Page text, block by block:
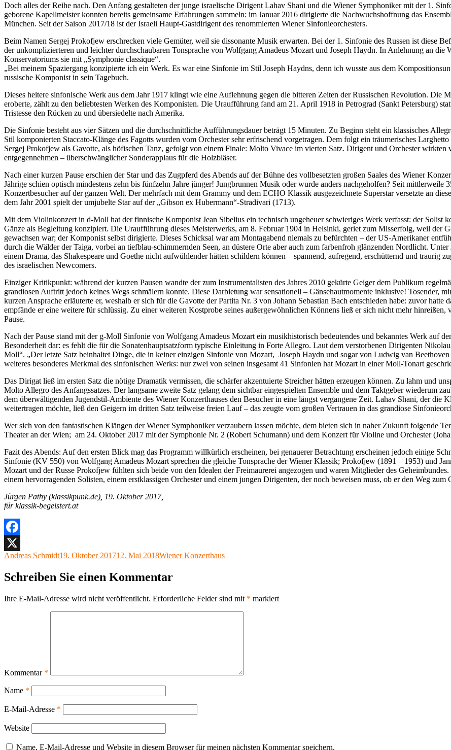
Doch alles der Reihe nach. Den Anfang gestalteten der junge israelische Dirigent Lahav Shani und die Wiener Symphoniker mit der 1.
geborene Kapellmeister konnten bereits gemeinsame Erfahrungen sammeln: im Januar 2016 dirigierte die Nachwuchshoffnung das
München. Seit der Saison 2017/18 ist der Israeli Haupt-Gastdirigent des renommierten Wiener Sinfonieorchesters.
Beim Namen Sergej Prokofjew erschrecken viele Gemüter, weil sie dissonante Musik erwarten. Bei der 1. Sinfonie des Russen ist diese
der unkomplizierteren und leichter durchschaubaren Tonsprache von Wolfgang Amadeus Mozart und Joseph Haydn. In Anlehnung an die
Konservatoriums sie mit „Symphonie classique“.
„Bei meinem Spaziergang konzipierte ich ein Werk. Es war eine Sinfonie im Stil Joseph Haydns, denn ich wusste aus dem
russische Komponist in sein Tagebuch.
Dieses heitere sinfonische Werk aus dem Jahr 1917 klingt wie eine Auflehnung gegen die bitteren Zeiten der Russischen Revolution. Die
eroberte, zählt zu den beliebtesten Werken des Komponisten. Die Uraufführung fand am 21. April 1918 in Petrograd (Sankt Petersburg)
Tristesse den Rücken zu und übersiedelte nach Amerika.
Die Sinfonie besteht aus vier Sätzen und die durchschnittliche Aufführungsdauer beträgt 15 Minuten. Zu Beginn steht ein klassisches
Stil komponierten Staccato-Klänge des Fagotts wurden vom Orchester sehr erfrischend vorgetragen. Dem folgt ein träumerisches
Sergej Prokofjew als Gavotte, als höfischen Tanz, gefolgt von einem Finale: Molto Vivace im vierten Satz. Dirigent und Orchester wirkten
entgegennehmen – überschwänglicher Sonderapplaus für die Holzbläser.
Nach einer kurzen Pause erschien der Star und das Zugpferd des Abends auf der Bühne des vollbesetzten großen Saales des Wiener
Jährige schien optisch mindestens zehn bis fünfzehn Jahre jünger! Jungbrunnen Musik oder wurde anders nachgeholfen? Seit
Konzertbesucher auf der ganzen Welt. Der mehrfach mit dem Grammy und dem ECHO Klassik ausgezeichnete Superstar versetzte an
dem Jahr 2001 spielt der umjubelte Star auf der „Gibson ex Hubermann“-Stradivari (1713).
Mit dem Violinkonzert in d-Moll hat der finnische Komponist Jean Sibelius ein technisch ungeheuer schwieriges Werk verfasst: der Solist
Gänze als Begleitung konzipiert. Die Uraufführung dieses Meisterwerks, am 8. Februar 1904 in Helsinki, geriet zum Misserfolg, weil der
gewachsen war; der Komponist selbst dirigierte. Dieses Schicksal war am Montagabend niemals zu befürchten – der US-Amerikaner
durch die Wälder der Taiga, vorbei an tiefblau-schimmernden Seen, an düstere Orte aber auch zum farbenfroh glänzenden Nordlicht.
einem Drama, das Shakespeare und Goethe nicht aufwühlender hätten schildern können – spannend, aufregend, erschütternd und traurig
des israelischen Newcomers.
Einziger Kritikpunkt: während der kurzen Pausen wandte der zum Instrumentalisten des Jahres 2010 gekürte Geiger dem Publikum
grandiosen Auftritt jedoch keines Wegs schmälern konnte. Diese Darbietung war sensationell – Gänsehautmomente inklusive! Tosender,
kurzen Ansprache erläuterte er, weshalb er sich für die Gavotte der Partita Nr. 3 von Johann Sebastian Bach entschieden habe: zuvor
empfände er eine weitere für schlüssig. Zu einer weiteren Kostprobe seines außergewöhnlichen Könnens ließ er sich nicht mehr
Pause.
Nach der Pause stand mit der g-Moll Sinfonie von Wolfgang Amadeus Mozart ein musikhistorisch bedeutendes und bekanntes Werk auf
Besonderheit dar: es fehlt die für die Sonatenhauptsatzform typische Einleitung in Forte Allegro. Laut dem verstorbenen Dirigenten
Moll“. „Der letzte Satz beinhaltet Dinge, die in keiner einzigen Sinfonie von Mozart, Joseph Haydn und sogar von Ludwig van
weiteres besonderes Merkmal des sinfonischen Werks: nur zwei von seinen insgesamt 41 Sinfonien hat Mozart in einer Moll-Tonart
Das Dirigat ließ im ersten Satz die nötige Dramatik vermissen, die schärfer akzentuierte Streicher hätten erzeugen können. Zu lahm und
Molto Allegro des Anfangssatzes. Der langsame zweite Satz gelang dem sichtbar eingespielten Ensemble und dem Taktgeber wiederum
dem überwältigenden Jugendstil-Ambiente des Wiener Konzerthauses den Besucher in eine längst vergangene Zeit. Lahav Shani, der
weitertragen möchte, ließ den Geigern im dritten Satz teilweise freien Lauf – das zeugte vom großen Vertrauen in das grandiose
Wer sich von den fantastischen Klängen der Wiener Symphoniker verzaubern lassen möchte, dem bieten sich in naher Zukunft folgende
Theater an der Wien; am 24. Oktober 2017 mit der Symphonie Nr. 2 (Robert Schumann) und dem Konzert für Violine und Orchester
Fazit des Abends: Auf den ersten Blick mag das Programm willkürlich erscheinen, bei genauerer Betrachtung erscheinen jedoch einige
Sinfonie (KV 550) von Wolfgang Amadeus Mozart sprechen die gleiche Tonsprache der Wiener Klassik; Prokofjew (1891 – 1953) und
Mozart und der Russe Prokofjew fühlten sich beide von den Idealen der Freimaurerei angezogen und waren Mitglieder des
einem hervorragenden Solisten, einem erstklassigen Orchester und einem jungen Dirigenten, der noch beweisen muss, ob er den Weg
Jürgen Pathy (klassikpunk.de), 19. Oktober 2017,
für klassik-begeistert.at
Facebook
X
Autor
Andreas SchmidtVeröffentlicht
19. Oktober 201712. Mai 2018Kategorien
Wiener Konzerthaus
Schreiben Sie einen Kommentar
Ihre E-Mail-Adresse wird nicht veröffentlicht. Erforderliche Felder sind mit * markiert
Kommentar *
Name *
E-Mail-Adresse *
Website
Name, E-Mail-Adresse und Website in diesem Browser für meinen nächsten Kommentar speichern.